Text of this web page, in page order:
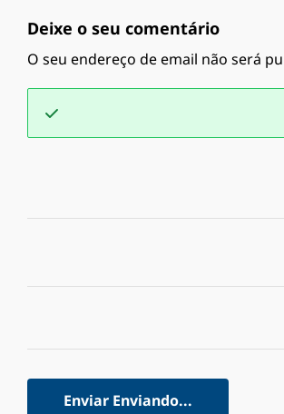
Deixe o seu comentário
O seu endereço de email não será
Enviar Enviando...